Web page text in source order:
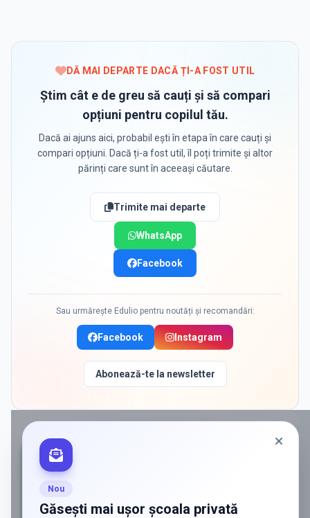
DĂ MAI DEPARTE DACĂ ȚI-A FOST UTIL
Știm cât e de greu să cauți și să compari
opțiuni pentru copilul tău.
Dacă ai ajuns aici, probabil ești în etapa în care cauți și
compari opțiuni. Dacă ți-a fost util, îl poți trimite și altor
părinți care sunt în aceeași căutare.
Trimite mai departe
WhatsApp
Facebook
Sau urmărește Edulio pentru noutăți și recomandări:
Facebook Instagram
Abonează-te la newsletter
Nou
Găsești mai ușor școala privată